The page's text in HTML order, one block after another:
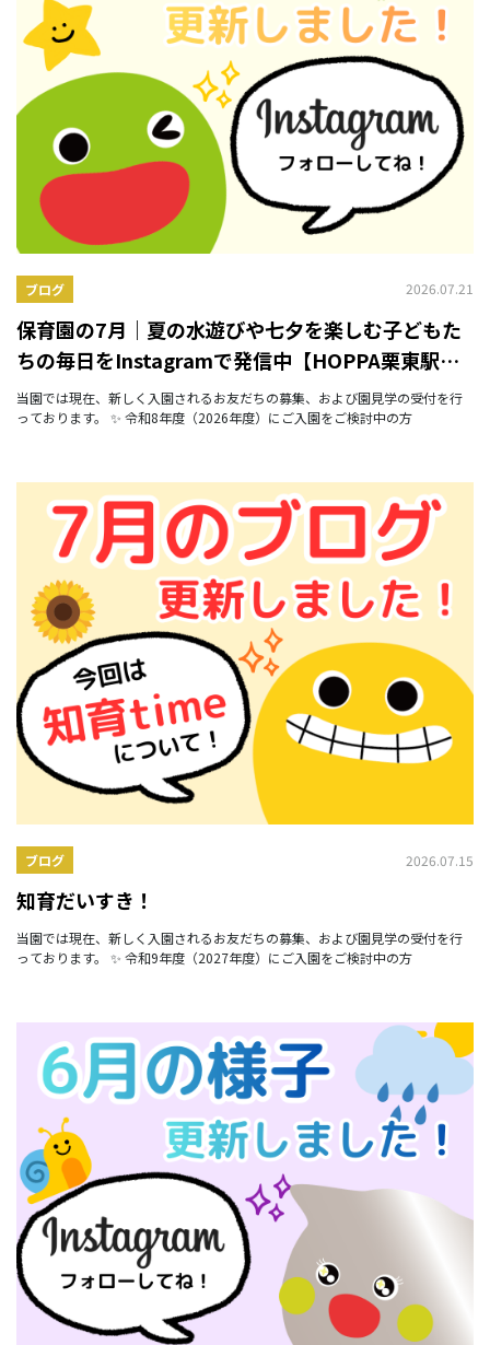
ブログ 2026.07.21
保育園の7月｜夏の水遊びや七夕を楽しむ子どもた
ちの毎日をInstagramで発信中【HOPPA栗東駅前
園】
当園では現在、新しく入園されるお友だちの募集、および園見学の受付を行
っております。 ✨ 令和8年度（2026年度）にご入園をご検討中の方
ブログ 2026.07.15
知育だいすき！
当園では現在、新しく入園されるお友だちの募集、および園見学の受付を行
っております。 ✨ 令和9年度（2027年度）にご入園をご検討中の方